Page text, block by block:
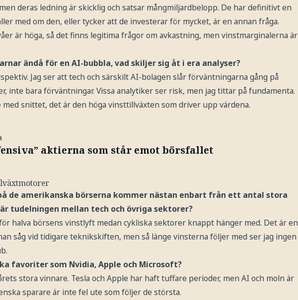
deras ledning är skicklig och satsar mångmiljardbelopp. De har definitivt en
med om den, eller tycker att de investerar för mycket, är en annan fråga.
är höga, så det finns legitima frågor om avkastning, men vinstmarginalerna är
ändå för en AI-bubbla, vad skiljer sig åt i era analyser?
Jag ser att tech och särskilt AI-bolagen slår förväntningarna gång på
inte bara förväntningar. Vissa analytiker ser risk, men jag tittar på fundamenta.
med snittet, det är den höga vinsttillväxten som driver upp värdena.
aktierna som står emot börsfallet
de amerikanska börserna kommer nästan enbart från ett antal stora
tudelningen mellan tech och övriga sektorer?
halva börsens vinstlyft medan cykliska sektorer knappt hänger med. Det är en
såg vid tidigare teknikskiften, men så länge vinsterna följer med ser jag ingen
favoriter som Nvidia, Apple och Microsoft?
stora vinnare. Tesla och Apple har haft tuffare perioder, men AI och moln är
sparare är inte fel ute som följer de största.